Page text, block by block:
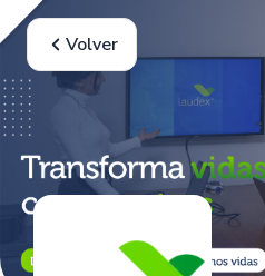
Volver